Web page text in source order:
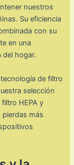
nuestros
Su eficiencia
con su
en una
del hogar.
de filtro
selección
HEPA y
pierdas más